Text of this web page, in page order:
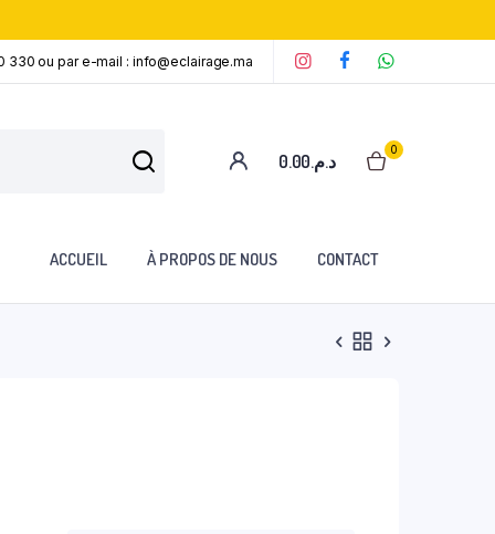
330 ou par e-mail : info@eclairage.ma
د.م.0.00
0
ACCUEIL À PROPOS DE NOUS CONTACT